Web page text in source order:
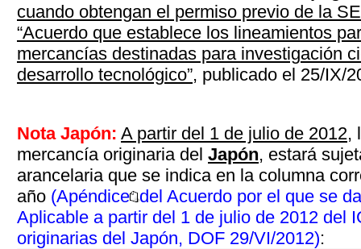
cuando obtengan el permiso previo de la
“Acuerdo que establece los lineamientos
mercancías destinadas para investigación
desarrollo tecnológico”, publicado el 25/IX/
Nota Japón: A partir del 1 de julio de 2012,
mercancía originaria del Japón, estará
arancelaria que se indica en la columna
año (Apéndice del Acuerdo por el que se
Aplicable a partir del 1 de julio de 2012 del
originarias del Japón, DOF 29/VI/2012):